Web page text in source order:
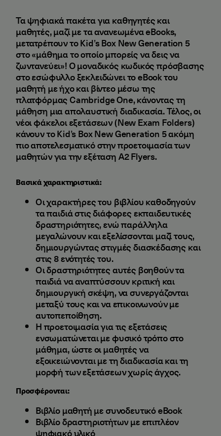
Τα ψηφιακά πακέτα για καθηγητές και
μαθητές, μαζί με τα ανανεωμένα eBooks,
μετατρέπουν το Kid’s Box New Generation 5
στο «μάθημα το οποίο μπορείς να δεις να
ζωντανεύει»! Ο μοναδικός κωδικός πρόσβασης
στο εσώφυλλο ξεκλειδώνει το eBook του
μαθητή με ήχο και βίντεο μέσω της
πλατφόρμας Cambridge One, κάνοντας τη
μάθηση μια απολαυστική διαδικασία. Τέλος, οι
νέοι φάκελοι εξετάσεων (New Exam Folders)
κάνουν το Kid’s Box New Generation 5 ακόμη
πιο αποτελεσματικό στην προετοιμασία των
μαθητών για την εξέταση A2 Flyers.
Βασικά χαρακτηριστικά:
Οι χαρακτήρες του βιβλίου καθοδηγούν
τα παιδιά στις διάφορες εκπαιδευτικές
δραστηριότητες, ενώ παράλληλα
μεγαλώνουν και εξελίσσονται μαζί τους,
δημιουργώντας στιγμές διασκέδασης και
στις 8 ενότητές του.
Οι δραστηριότητες αυτές βοηθούν τα
παιδιά να αναπτύσσουν κριτική και
δημιουργική σκέψη, να συνεργάζονται
μεταξύ τους και να επικοινωνούν με
αυτοπεποίθηση.
Η προετοιμασία για τις εξετάσεις
ενσωματώνεται με φυσικό τρόπο στο
μάθημα, ώστε οι μαθητές να
εξοικειώνονται με τη διαδικασία και τη
μορφή των εξετάσεων χωρίς άγχος.
Προσφέρονται:
Βιβλίο μαθητή με συνοδευτικό eBook
Bιβλίο δραστηριοτήτων με επιπλέον
ψηφιακό υλικό